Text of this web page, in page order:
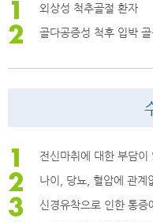
외상성 척추골절 환자
골다공증성 척후 입박
전신마취에 대한 부담이
나이, 당뇨, 혈압에 관계
신경유착으로 인한 통증